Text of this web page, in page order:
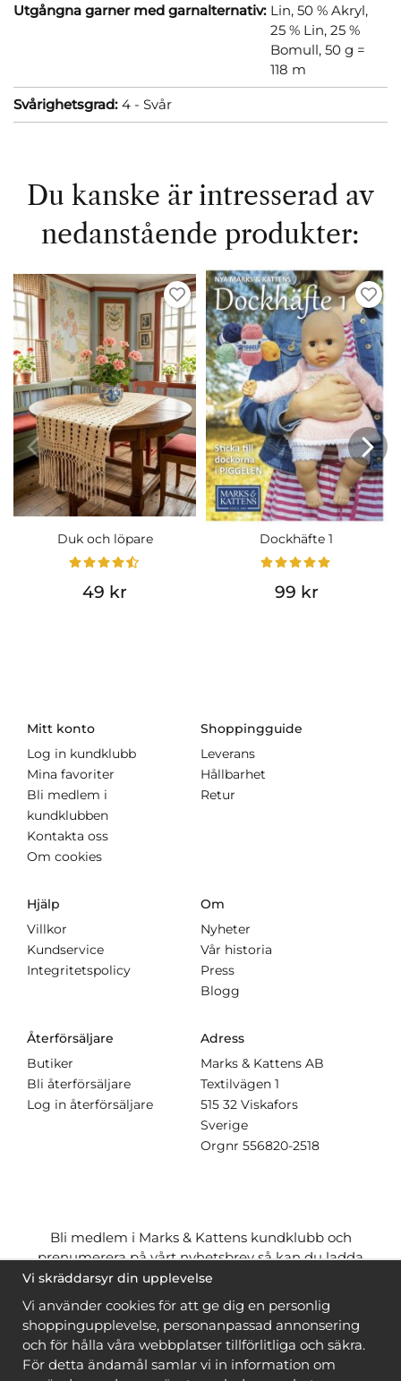
Utgångna garner med garnalternativ: Lin, 50 % Akryl,
25 % Lin, 25 %
Bomull, 50 g =
118 m
Svårighetsgrad: 4 - Svår
Du kanske är intresserad av
nedanstående produkter:
Duk och löpare
49 kr
Dockhäfte 1
99 kr
Mitt konto
Log in kundklubb
Mina favoriter
Bli medlem i
kundklubben
Kontakta oss
Om cookies
Shoppingguide
Leverans
Hållbarhet
Retur
Hjälp
Villkor
Kundservice
Integritetspolicy
Om
Nyheter
Vår historia
Press
Blogg
Återförsäljare
Butiker
Bli återförsäljare
Log in återförsäljare
Adress
Marks & Kattens AB
Textilvägen 1
515 32 Viskafors
Sverige
Orgnr 556820-2518
Bli medlem i Marks & Kattens kundklubb och
prenumerera på vårt nyhetsbrev så kan du ladda
ner många mönstergratisoch få många
när du handlar garn till mönstret. Du ser vilka som
är
gratis när du är inloggad
Bli medlem
Vi skräddarsyr din upplevelse
Vi använder cookies för att ge dig en personlig
shoppingupplevelse, personanpassad annonsering
och för hålla våra webbplatser tillförlitliga och säkra.
För detta ändamål samlar vi in information om